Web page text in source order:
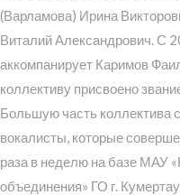
(Варламова) Ирина
Виталий Александрович. С
аккомпанирует Каримов
коллективу присвоено
Большую часть коллектива
вокалисты, которые
раза в неделю на базе МАУ
объединения» ГО г.